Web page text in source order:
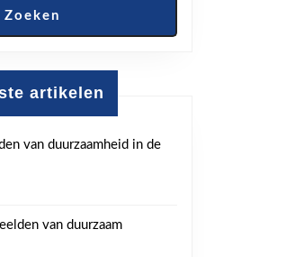
Zoeken
artikelen
van duurzaamheid in de
van duurzaam